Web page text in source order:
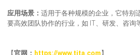
应用场景： 适用于各种规模的企业，它特别
要高效团队协作的行业，如 IT、研发、咨询
【官网： https://www.tita.com】